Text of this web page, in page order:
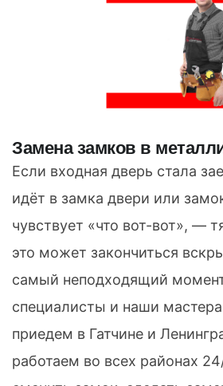
Замена замков в
Если входная дверь стала
идёт в замка двери или
чувствует «что вот-вот», —
это может закончиться
самый неподходящий
специалисты и наши
приедем в Гатчине и
работаем во всех районах